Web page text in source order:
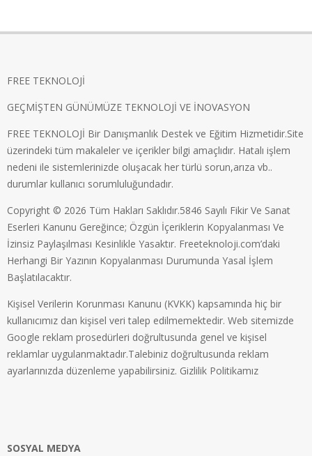
FREE TEKNOLOJİ
GEÇMİŞTEN GÜNÜMÜZE TEKNOLOJİ VE İNOVASYON
FREE TEKNOLOJİ Bir Danışmanlık Destek ve Eğitim Hizmetidir.Site
üzerindeki tüm makaleler ve içerikler bilgi amaçlıdır. Hatalı işlem
nedeni ile sistemlerinizde oluşacak her türlü sorun,arıza vb..
durumlar kullanıcı sorumluluğundadır.
Copyright © 2026 Tüm Hakları Saklıdır.5846 Sayılı Fikir Ve Sanat
Eserleri Kanunu Gereğince; Özgün İçeriklerin Kopyalanması Ve
İzinsiz Paylaşılması Kesinlikle Yasaktır. Freeteknoloji.com’daki
Herhangi Bir Yazının Kopyalanması Durumunda Yasal İşlem
Başlatılacaktır.
Kişisel Verilerin Korunması Kanunu (KVKK) kapsamında hiç bir
kullanıcımız dan kişisel veri talep edilmemektedir. Web sitemizde
Google reklam prosedürleri doğrultusunda genel ve kişisel
reklamlar uygulanmaktadır.Talebiniz doğrultusunda reklam
ayarlarınızda düzenleme yapabilirsiniz. Gizlilik Politikamız
SOSYAL MEDYA